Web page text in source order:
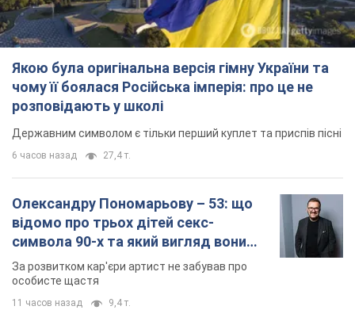
Якою була оригінальна версія гімну України та
чому її боялася Російська імперія: про це не
розповідають у школі
Державним символом є тільки перший куплет та приспів пісні
6 часов назад 27,4 т.
Олександру Пономарьову – 53: що
відомо про трьох дітей секс-
символа 90-х та який вигляд вони
мають
За розвитком кар'єри артист не забував про
особисте щастя
11 часов назад 9,4 т.